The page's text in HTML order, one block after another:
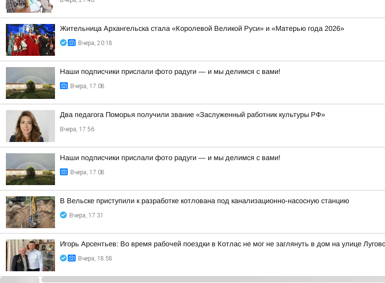
Жительница Архангельска стала «Королевой Великой Руси» и «Матерью года 2026»
Вчера, 20:18
Наши подписчики прислали фото радуги — и мы делимся с вами!
Вчера, 17:08
Два педагога Поморья получили звание «Заслуженный работник культуры РФ»
Вчера, 17:56
Наши подписчики прислали фото радуги — и мы делимся с вами!
Вчера, 17:08
В Вельске приступили к разработке котлована под канализационно-насосную станцию
Вчера, 17:31
Игорь Арсентьев: Во время рабочей поездки в Котлас не мог не заглянуть в дом на улице
Вчера, 18:58